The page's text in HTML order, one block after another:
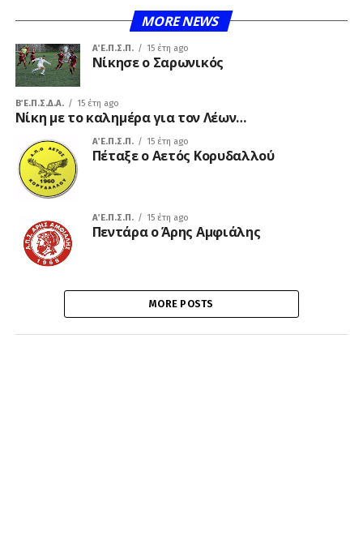
MORE NEWS
Α΄ Ε.Π.Σ.Π. 15 έτη ago
Νίκησε ο Σαρωνικός
Β΄ Ε.Π.Σ.Δ.Α. 15 έτη ago
Νίκη με το καλημέρα για τον Λέων…
Α΄ Ε.Π.Σ.Π. 15 έτη ago
Πέταξε ο Αετός Κορυδαλλού
Α΄ Ε.Π.Σ.Π. 15 έτη ago
Πεντάρα ο Άρης Αμφιάλης
MORE POSTS